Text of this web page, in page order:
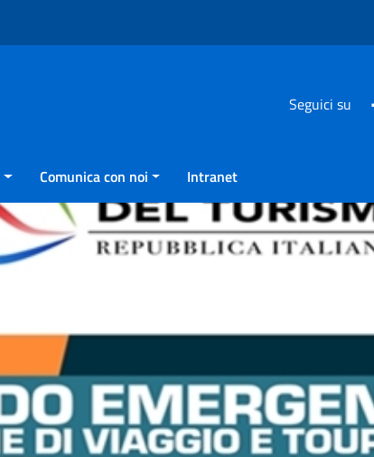
Seguici su
Comunica con noi Intranet